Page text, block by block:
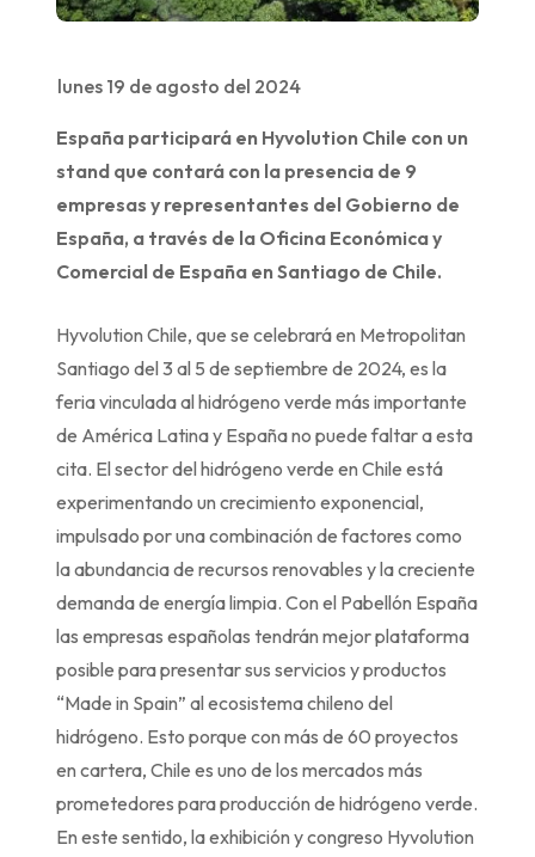
lunes 19 de agosto del 2024
España participará en Hyvolution Chile con un
stand que contará con la presencia de 9
empresas y representantes del Gobierno de
España, a través de la Oficina Económica y
Comercial de España en Santiago de Chile.
Hyvolution Chile, que se celebrará en Metropolitan
Santiago del 3 al 5 de septiembre de 2024, es la
feria vinculada al hidrógeno verde más importante
de América Latina y España no puede faltar a esta
cita. El sector del hidrógeno verde en Chile está
experimentando un crecimiento exponencial,
impulsado por una combinación de factores como
la abundancia de recursos renovables y la creciente
demanda de energía limpia. Con el Pabellón España
las empresas españolas tendrán mejor plataforma
posible para presentar sus servicios y productos
“Made in Spain” al ecosistema chileno del
hidrógeno. Esto porque con más de 60 proyectos
en cartera, Chile es uno de los mercados más
prometedores para producción de hidrógeno verde.
En este sentido, la exhibición y congreso Hyvolution